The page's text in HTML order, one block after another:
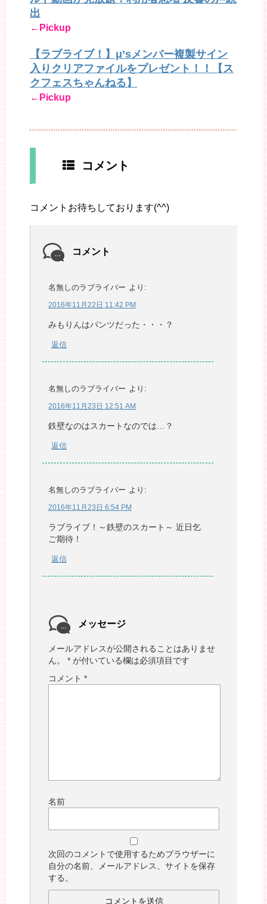
出
←Pickup
【ラブライブ！】μ’sメンバー複製サイン
入りクリアファイルをプレゼント！！【ス
クフェスちゃんねる】
←Pickup
コメント
コメントお待ちしております(^^)
コメント
名無しのラブライバー より:
2016年11月22日 11:42 PM
みもりんはパンツだった・・・？
返信
名無しのラブライバー より:
2016年11月23日 12:51 AM
鉄壁なのはスカートなのでは…？
返信
名無しのラブライバー より:
2016年11月23日 6:54 PM
ラブライブ！～鉄壁のスカート～ 近日乞
ご期待！
返信
メッセージ
メールアドレスが公開されることはありませ
ん。
* が付いている欄は必須項目です
コメント *
名前
次回のコメントで使用するためブラウザーに
自分の名前、メールアドレス、サイトを保存
する。